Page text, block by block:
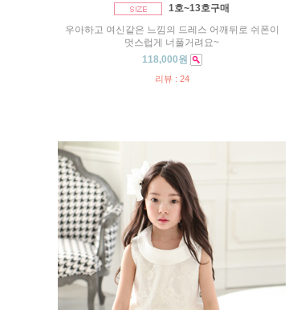
1호~13호구매
우아하고 여신같은 느낌의 드레스 어깨뒤로 쉬폰이
멋스럽게 너풀거려요~
118,000원
리뷰 : 24